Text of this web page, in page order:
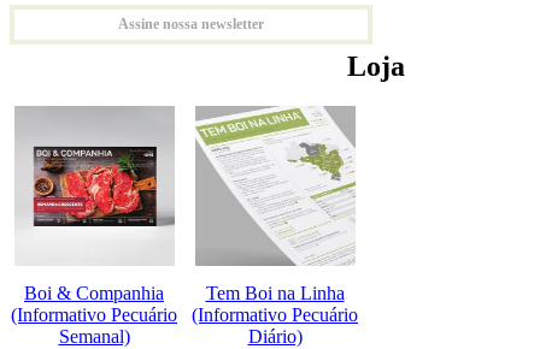
Assine nossa newsletter
Loja
Boi & Companhia
(Informativo Pecuário
Semanal)
Tem Boi na Linha
(Informativo Pecuário
Diário)